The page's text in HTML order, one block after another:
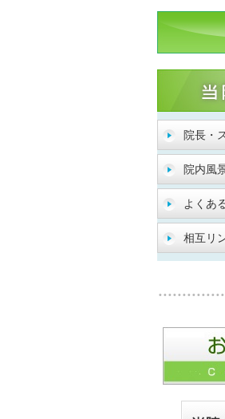
院長・
院内風
よくあ
相互リ